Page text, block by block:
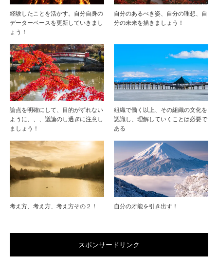
経験したことを活かす。自分自身の
データーベースを更新していきまし
ょう！
自分のあるべき姿、自分の理想、自
分の未来を描きましょう！
論点を明確にして、目的がずれない
ように、、、議論のし過ぎに注意し
ましょう！
組織で働く以上、その組織の文化を
認識し、理解していくことは必要で
ある
考え方、考え方、考え方その２！ 自分の才能を引き出す！
スポンサードリンク